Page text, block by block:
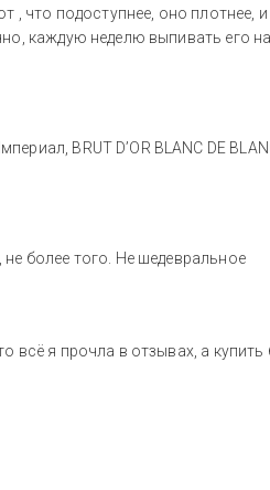
, что подоступнее, оно плотнее,
каждую неделю выпивать его
BRUT D’OR BLANC DE
более того. Не шедевральное
всё я прочла в отзывах, а купить